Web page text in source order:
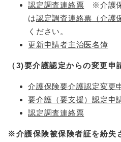
認定調査連絡票 ※介護保
は認定調査連絡票（介護
ください。
更新申請者主治医名簿
（3)要介護認定からの変更申
介護保険要介護認定変更
要介護（要支援）認定申
認定調査連絡票
※介護保険被保険者証を紛失